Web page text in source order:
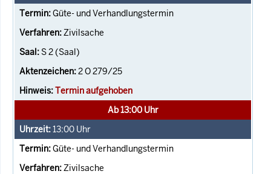
Güte- und Verhandlungstermin
Zivilsache
S 2 (Saal)
2 O 279/25
Termin aufgehoben
Ab 13:00 Uhr
13:00 Uhr
Güte- und Verhandlungstermin
Zivilsache